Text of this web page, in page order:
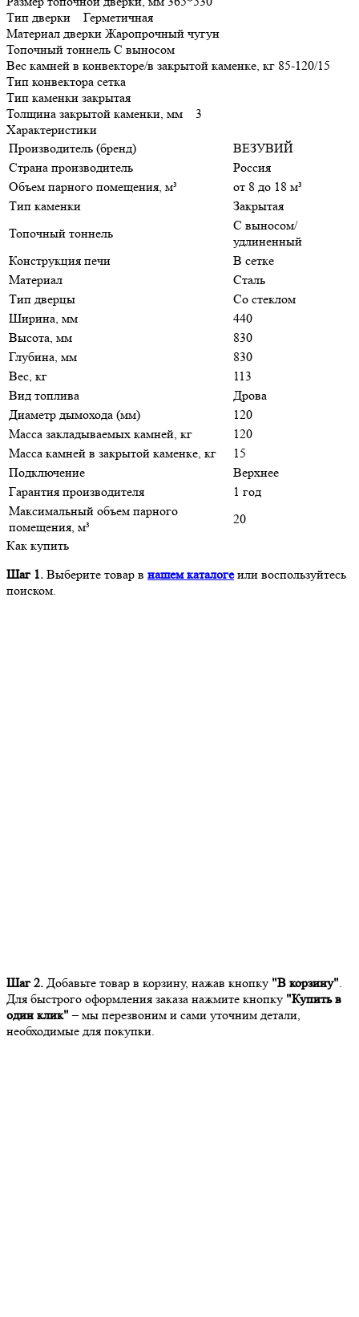
Тип дверки Герметичная
Материал дверки Жаропрочный чугун
Топочный тоннель С выносом
Вес камней в конвекторе/в закрытой каменке, кг 85-120/15
Тип конвектора сетка
Тип каменки закрытая
Толщина закрытой каменки, мм 3
Характеристики
Производитель (бренд)
ВЕЗУВИЙ
Страна производитель
Россия
Объем парного помещения, м³
от 8 до 18 м³
Тип каменки
Закрытая
Топочный тоннель
С выносом/
удлиненный
Конструкция печи
В сетке
Материал
Сталь
Тип дверцы
Со стеклом
Ширина, мм
440
Высота, мм
830
Глубина, мм
830
Вес, кг
113
Вид топлива
Дрова
Диаметр дымохода (мм)
120
Масса закладываемых камней, кг
120
Масса камней в закрытой каменке, кг
15
Подключение
Верхнее
Гарантия производителя
1 год
Максимальный объем парного
помещения, м³
20
Как купить
Шаг 1. Выберите товар в нашем каталогеили воспользуйтесь
поиском.
Шаг 2. Добавьте товар в корзину, нажав кнопку "В корзину".
Для быстрого оформления заказа нажмите кнопку "Купить в
один клик" – мы перезвоним и сами уточним детали,
необходимые для покупки.